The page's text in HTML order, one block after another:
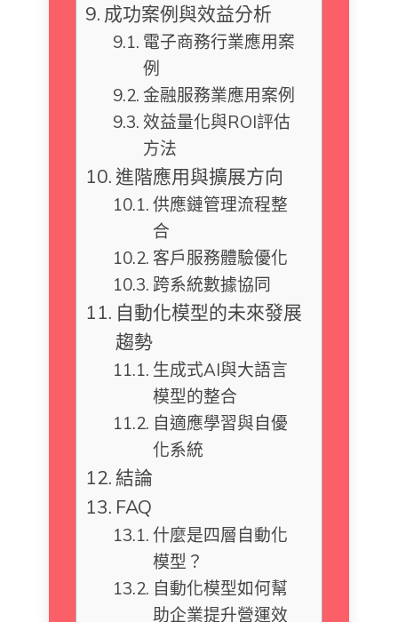
成功案例與效益分析
電子商務行業應用案
例
金融服務業應用案例
效益量化與ROI評估
方法
進階應用與擴展方向
供應鏈管理流程整
合
客戶服務體驗優化
跨系統數據協同
自動化模型的未來發展
趨勢
生成式AI與大語言
模型的整合
自適應學習與自優
化系統
結論
FAQ
什麼是四層自動化
模型？
自動化模型如何幫
助企業提升營運效